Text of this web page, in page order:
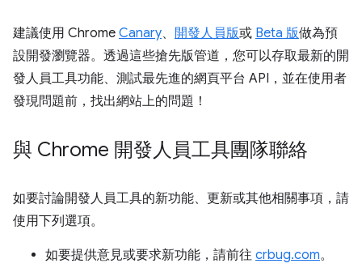
建議使用 Chrome Canary、 開發人員版或 Beta 版做為預
設開發瀏覽器。透過這些搶先版管道，您可以存取最新的開
發人員工具功能、測試最先進的網頁平台 API，並在使用者
發現問題前，找出網站上的問題！
與 Chrome 開發人員工具團隊聯絡
如要討論開發人員工具的新功能、更新或其他相關事項，請
使用下列選項。
如要提供意見或要求新功能，請前往 crbug.com。